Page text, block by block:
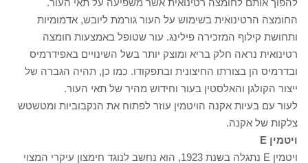
החומצה הרטינואית בשימוש על העור גורמת ליובש, אדמומיות
ותחושת קילוף המזכירה פילינג. עור שטופל באמצעות חומצה
רטינואית נראה חלק בריא ומוצק יותר בשל השינויים באפידרמיס
ובדרמיס הן בצורתו החיצונית ובתפקודו. כמו כן, תהיה הגברה של
ייצור הקולגן והאלסטין בעור וחידוש מהיר של תאי העור.
לעור עם בעיות אקנה הויטמין עוזר לפתוח את הנקבוביות ומטשטש
צלקות של אקנה.
ויטמין E
ויטמין E נתגלה בשנת 1923, הוא נחשב לנוגד חימצון עיקרי המצוי